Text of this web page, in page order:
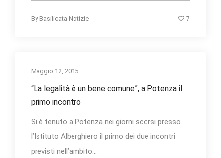
By Basilicata Notizie 7
Maggio 12, 2015
“La legalità è un bene comune”, a Potenza il
primo incontro
Si è tenuto a Potenza nei giorni scorsi presso
l’Istituto Alberghiero il primo dei due incontri
previsti nell’ambito...